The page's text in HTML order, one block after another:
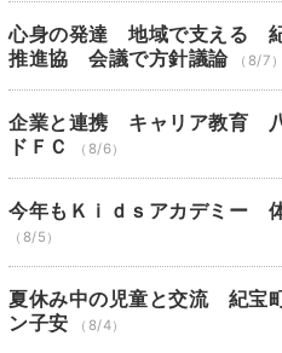
心身の発達 地域で支える
推進協 会議で方針議論
（8/7）
企業と連携 キャリア教育
ドＦＣ
（8/6）
今年もＫｉｄｓアカデミー
（8/5）
夏休み中の児童と交流 紀宝
ン子安
（8/4）